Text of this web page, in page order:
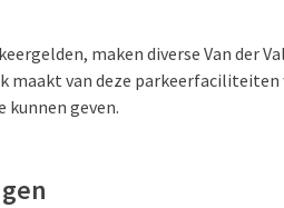
maken diverse Van der
maakt van deze
kunnen geven.